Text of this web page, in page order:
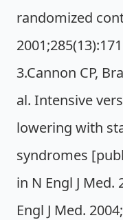
randomized
3.Cannon CP,
al. Intensive
lowering with
syndromes
in N Engl J Med.
Engl J Med.